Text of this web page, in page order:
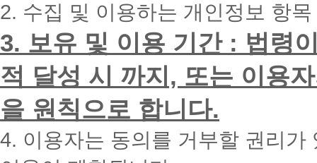
화
드
리
겠
습
니
다.
2. 수집 및 이용하는 개인정보 항
3. 보유 및 이용 기간 : 법령
적 달성 시 까지, 또는 이용
을 원칙으로 합니다.
4. 이용자는 동의를 거부할 권리